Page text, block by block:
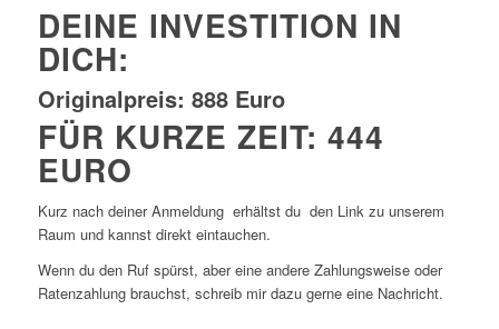
DEINE INVESTITION IN
DICH:
Originalpreis: 888 Euro
FÜR KURZE ZEIT: 444
EURO
Kurz nach deiner Anmeldung erhältst du den Link zu unserem
Raum und kannst direkt eintauchen.
Wenn du den Ruf spürst, aber eine andere Zahlungsweise oder
Ratenzahlung brauchst, schreib mir dazu gerne eine Nachricht.